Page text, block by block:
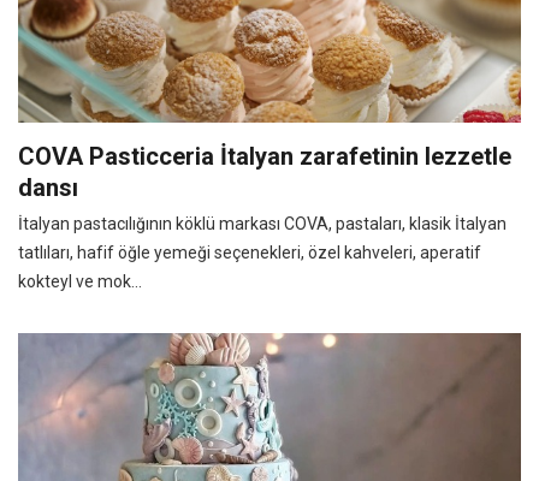
COVA Pasticceria İtalyan zarafetinin lezzetle
dansı
İtalyan pastacılığının köklü markası COVA, pastaları, klasik İtalyan
tatlıları, hafif öğle yemeği seçenekleri, özel kahveleri, aperatif
kokteyl ve mok...